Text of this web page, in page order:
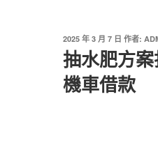
發
佈
於
2025 年 3 月 7 日 作者:
抽水肥方
機車借款